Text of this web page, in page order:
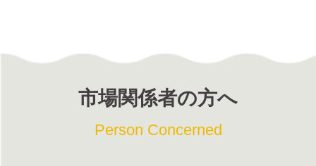
市場関係者の方へ
Person Concerned